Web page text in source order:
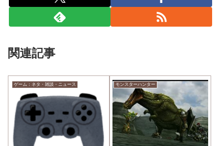
関連記事
ゲーム：ネタ・雑談・ニュース モンスターハンター